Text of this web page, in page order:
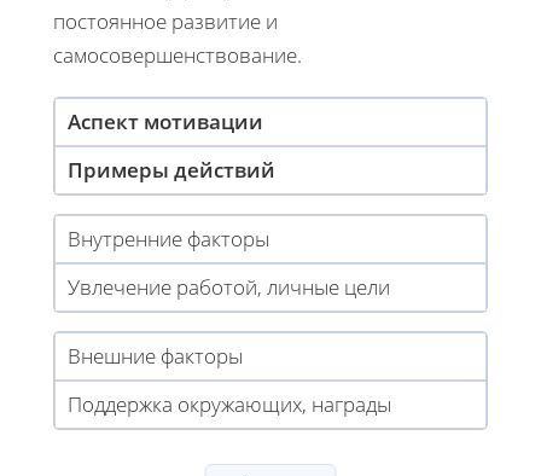
постоянное развитие и
самосовершенствование.
Аспект мотивации
Примеры действий
Внутренние факторы
Увлечение работой, личные цели
Внешние факторы
Поддержка окружающих, награды